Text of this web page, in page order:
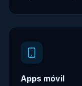
Apps móvil